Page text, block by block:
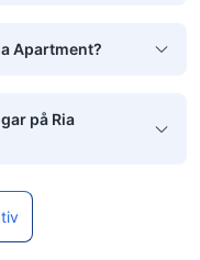
Apartment?
på Ria